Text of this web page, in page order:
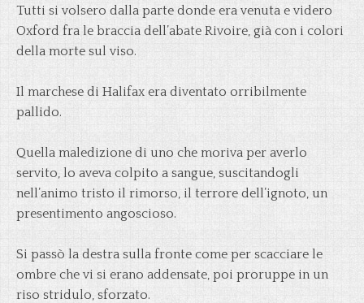
Tutti si volsero dalla parte donde era venuta e videro
Oxford fra le braccia dell’abate Rivoire, già con i colori
della morte sul viso.
Il marchese di Halifax era diventato orribilmente
pallido.
Quella maledizione di uno che moriva per averlo
servito, lo aveva colpito a sangue, suscitandogli
nell’animo tristo il rimorso, il terrore dell’ignoto, un
presentimento angoscioso.
Si passò la destra sulla fronte come per scacciare le
ombre che vi si erano addensate, poi proruppe in un
riso stridulo, sforzato.